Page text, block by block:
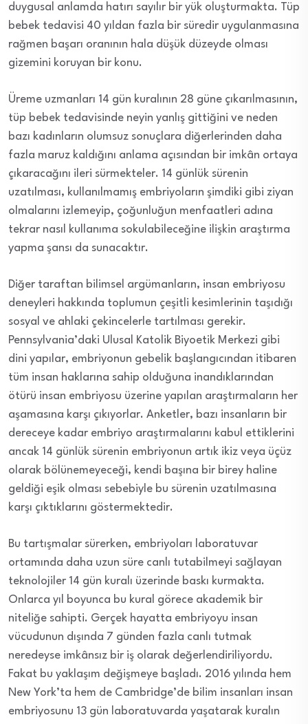
duygusal anlamda hatırı sayılır bir yük oluşturmakta. Tüp
bebek tedavisi 40 yıldan fazla bir süredir uygulanmasına
rağmen başarı oranının hala düşük düzeyde olması
gizemini koruyan bir konu.
Üreme uzmanları 14 gün kuralının 28 güne çıkarılmasının,
tüp bebek tedavisinde neyin yanlış gittiğini ve neden
bazı kadınların olumsuz sonuçlara diğerlerinden daha
fazla maruz kaldığını anlama açısından bir imkân ortaya
çıkaracağını ileri sürmekteler. 14 günlük sürenin
uzatılması, kullanılmamış embriyoların şimdiki gibi ziyan
olmalarını izlemeyip, çoğunluğun menfaatleri adına
tekrar nasıl kullanıma sokulabileceğine ilişkin araştırma
yapma şansı da sunacaktır.
Diğer taraftan bilimsel argümanların, insan embriyosu
deneyleri hakkında toplumun çeşitli kesimlerinin taşıdığı
sosyal ve ahlaki çekincelerle tartılması gerekir.
Pennsylvania’daki Ulusal Katolik Biyoetik Merkezi gibi
dini yapılar, embriyonun gebelik başlangıcından itibaren
tüm insan haklarına sahip olduğuna inandıklarından
ötürü insan embriyosu üzerine yapılan araştırmaların her
aşamasına karşı çıkıyorlar. Anketler, bazı insanların bir
dereceye kadar embriyo araştırmalarını kabul ettiklerini
ancak 14 günlük sürenin embriyonun artık ikiz veya üçüz
olarak bölünemeyeceği, kendi başına bir birey haline
geldiği eşik olması sebebiyle bu sürenin uzatılmasına
karşı çıktıklarını göstermektedir.
Bu tartışmalar sürerken, embriyoları laboratuvar
ortamında daha uzun süre canlı tutabilmeyi sağlayan
teknolojiler 14 gün kuralı üzerinde baskı kurmakta.
Onlarca yıl boyunca bu kural görece akademik bir
niteliğe sahipti. Gerçek hayatta embriyoyu insan
vücudunun dışında 7 günden fazla canlı tutmak
neredeyse imkânsız bir iş olarak değerlendiriliyordu.
Fakat bu yaklaşım değişmeye başladı. 2016 yılında hem
New York’ta hem de Cambridge’de bilim insanları insan
embriyosunu 13 gün laboratuvarda yaşatarak kuralın